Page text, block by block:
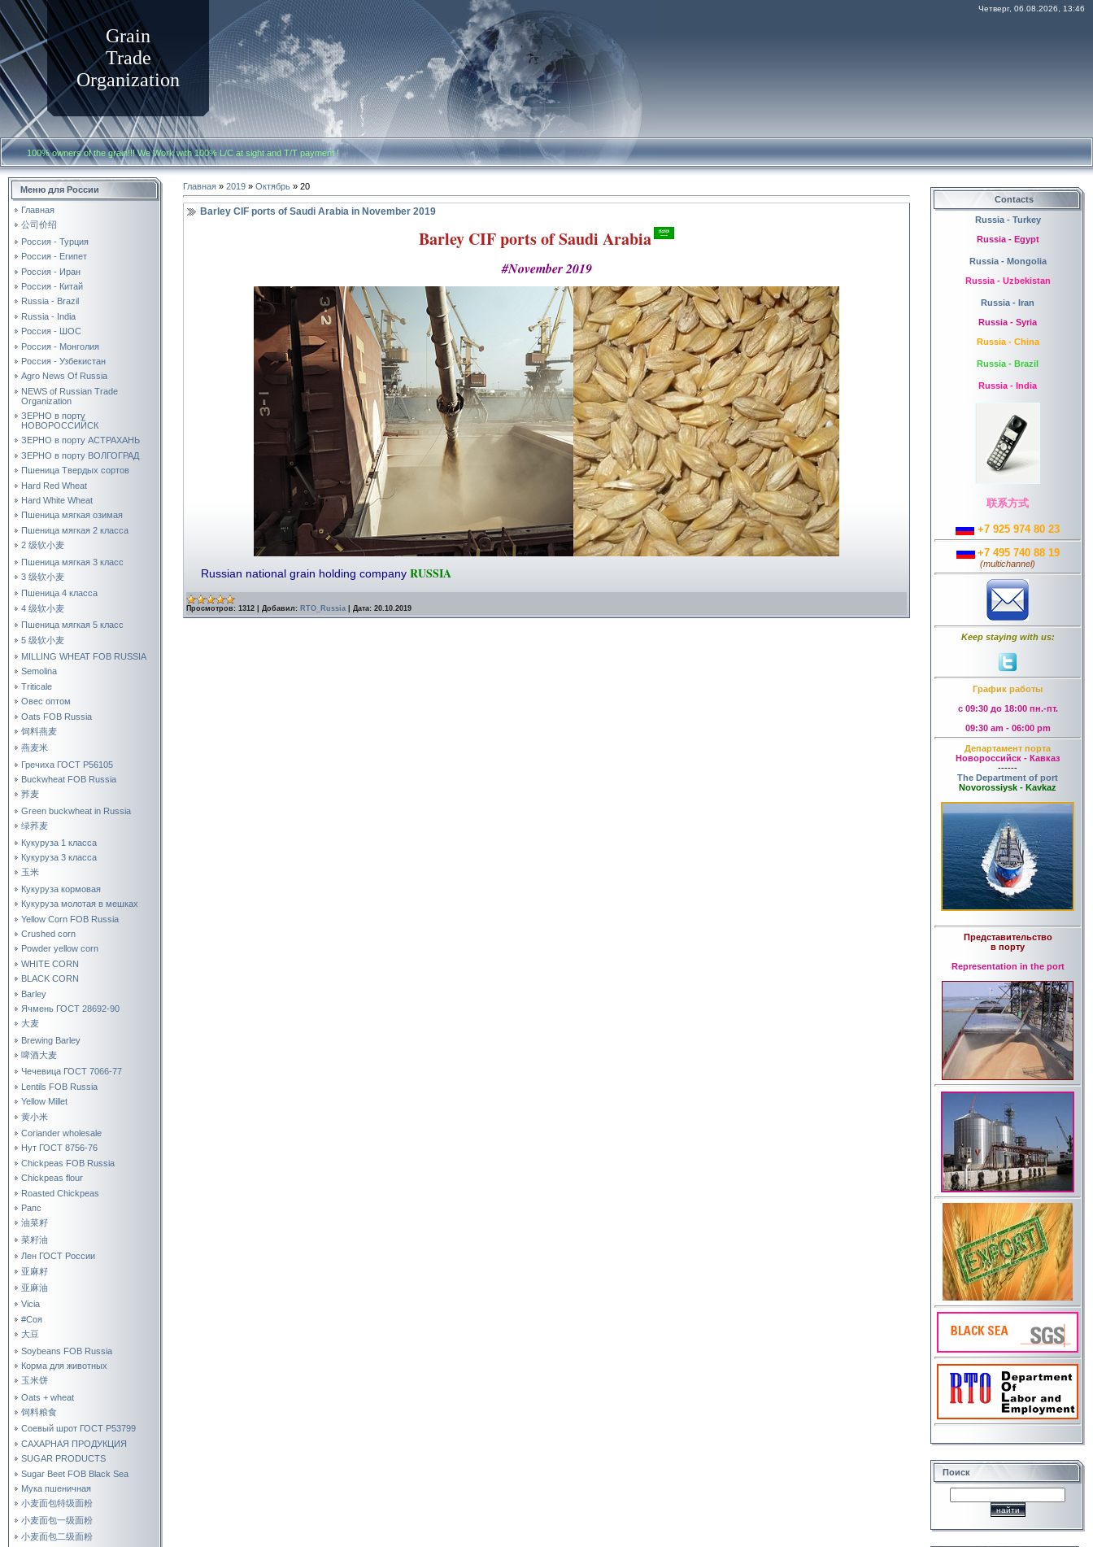
Grain
Trade
Organization
Четверг, 06.08.2026, 13:46
100% owners of the grain!!! We Work with100% L/C at sight and T/T payment!
Меню для России
Главная
公司价绍
Россия - Турция
Россия - Египет
Россия - Иран
Россия - Китай
Russia - Brazil
Russia - India
Россия - ШОС
Россия - Монголия
Россия - Узбекистан
Agro News Of Russia
NEWS of Russian Trade
Organization
ЗЕРНО в порту
НОВОРОССИЙСК
ЗЕРНО в порту АСТРАХАНЬ
ЗЕРНО в порту ВОЛГОГРАД
Пшеница Твердых сортов
Hard Red Wheat
Hard White Wheat
Пшеница мягкая озимая
Пшеница мягкая 2 класса
2 级软小麦
Пшеница мягкая 3 класс
3 级软小麦
Пшеница 4 класса
4 级软小麦
Пшеница мягкая 5 класс
5 级软小麦
MILLING WHEAT FOB RUSSIA
Semolina
Triticale
Овес оптом
Oats FOB Russia
饲料燕麦
燕麦米
Гречиха ГОСТ Р56105
Buckwheat FOB Russia
荞麦
Green buckwheat in Russia
绿荞麦
Кукуруза 1 класса
Кукуруза 3 класса
玉米
Кукуруза кормовая
Кукуруза молотая в мешках
Yellow Corn FOB Russia
Crushed corn
Powder yellow corn
WHITE CORN
BLACK CORN
Barley
Ячмень ГОСТ 28692-90
大麦
Brewing Barley
啤酒大麦
Чечевица ГОСТ 7066-77
Lentils FOB Russia
Yellow Millet
黄小米
Coriander wholesale
Нут ГОСТ 8756-76
Chickpeas FOB Russia
Chickpeas flour
Roasted Chickpeas
Рапс
油菜籽
菜籽油
Лен ГОСТ России
亚麻籽
亚麻油
Vicia
#Соя
大豆
Soybeans FOB Russia
Корма для животных
玉米饼
Oats + wheat
饲料粮食
Соевый шрот ГОСТ Р53799
САХАРНАЯ ПРОДУКЦИЯ
SUGAR PRODUCTS
Sugar Beet FOB Black Sea
Мука пшеничная
小麦面包特级面粉
小麦面包一级面粉
小麦面包二级面粉
Главная » 2019 » Октябрь » 20
Barley CIF ports of Saudi Arabia in November 2019
Barley CIF ports of Saudi Arabia
#November 2019
Russian national grain holding company RUSSIA
Просмотров: 1312 Добавил: RTO_Russia Дата: 20.10.2019
Contacts
Russia - Turkey
Russia - Egypt
Russia - Mongolia
Russia - Uzbekistan
Russia - Iran
Russia - Syria
Russia - China
Russia - Brazil
Russia - India
联系方式
+7 925 974 80 23
+7 495 740 88 19
(multichannel)
Keep staying with us:
График работы
с 09:30 до 18:00 пн.-пт.
09:30 am - 06:00 pm
Департамент порта
Новороссийск - Кавказ
------
The Department of port
Novorossiysk - Kavkaz
Представительство
в порту
Representation in the port
Поиск